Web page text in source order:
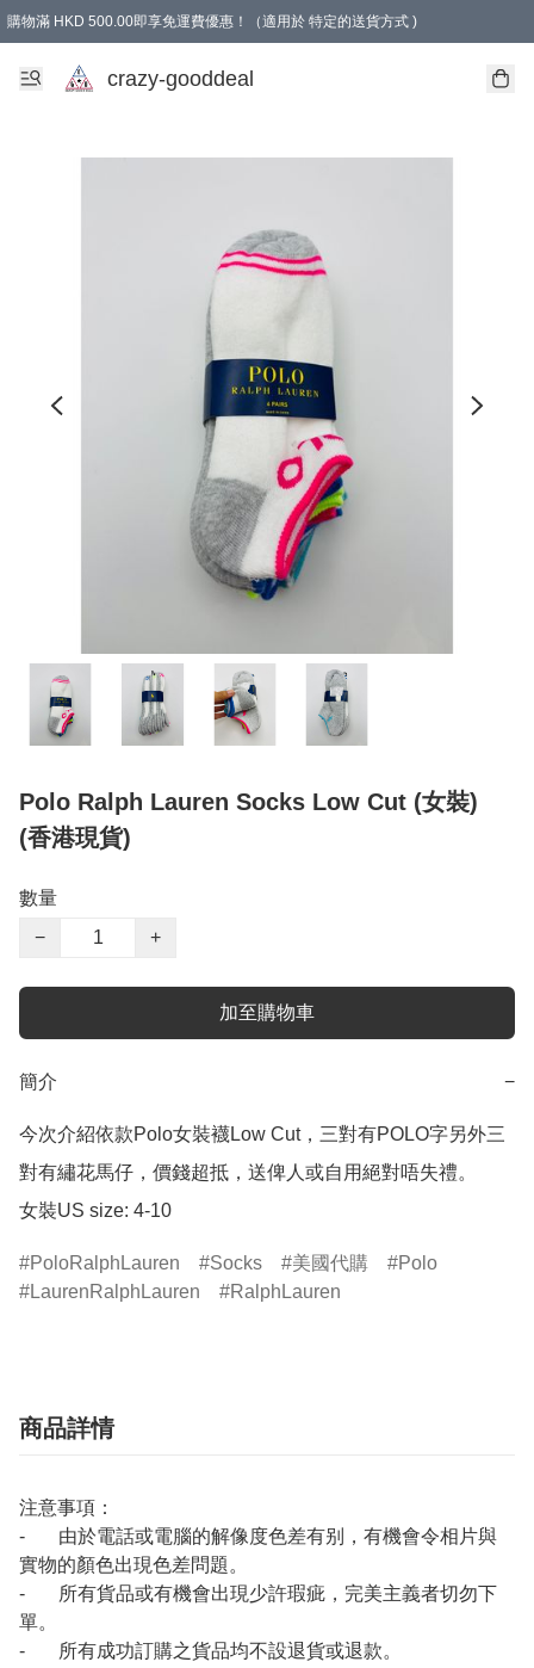
購物滿 HKD 500.00即享免運費優惠！（適用於 特定的送貨方式 )
成為會員可享免費禮品
crazy-gooddeal
Polo Ralph Lauren Socks Low Cut (女裝)
(香港現貨)
數量
−
+
加至購物車
簡介 −
今次介紹依款Polo女裝襪Low Cut，三對有POLO字另外三
對有繡花馬仔，價錢超抵，送俾人或自用絕對唔失禮。
女裝US size: 4-10
PoloRalphLauren Socks 美國代購
Polo
LaurenRalphLauren
RalphLauren
商品詳情
注意事項：
- 由於電話或電腦的解像度色差有别，有機會令相片與
實物的顏色出現色差問題。
- 所有貨品或有機會出現少許瑕疵，完美主義者切勿下
單。
- 所有成功訂購之貨品均不設退貨或退款。